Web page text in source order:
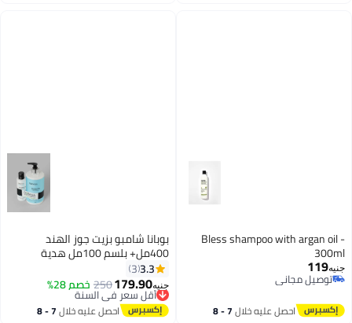
Bless shampoo with argan oil -
300ml
جنيه119
توصيل مجاني
توصيل مجاني
احصل عليه خلال 7 - 8
بوبانا شامبو بزيت جوز الهند
400مل+ بلسم 100مل هدية
3.3
3
جنيه179.90
250 خصم 28%
أقل سعر في السنة
توصيل مجاني
أقل سعر في السنة
احصل عليه خلال 7 - 8